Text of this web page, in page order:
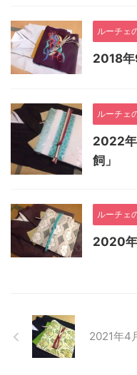
ルーチェ
2018年
ルーチェ
2022年
飼」
ルーチェ
2020年
2021年4